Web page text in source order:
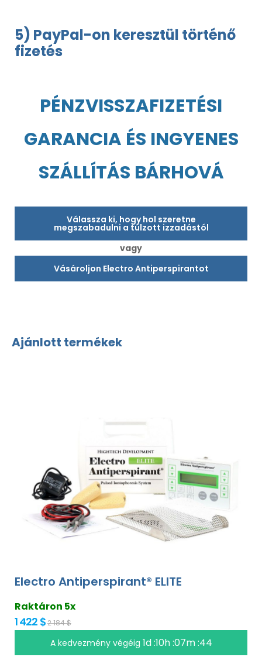
5) PayPal-on keresztül történő
fizetés
PÉNZVISSZAFIZETÉSI
GARANCIA ÉS INGYENES
SZÁLLÍTÁS BÁRHOVÁ
Válassza ki, hogy hol szeretne
megszabadulni a túlzott izzadástól
vagy
Vásároljon Electro Antiperspirantot
Ajánlott termékek
Electro Antiperspirant® ELITE
Raktáron 5x
1 422 $2 184 $
A kedvezmény végéig1d :10h :07m :43